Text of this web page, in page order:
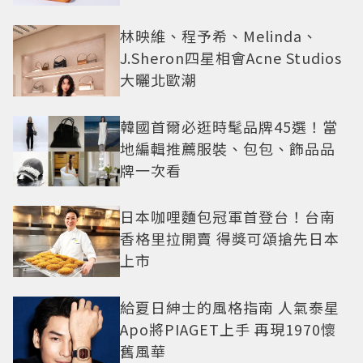
林映維、程予希、Melinda、
J.Sheron四星相會Acne Studios
大曬北歐潮
韓國首爾必逛時髦品牌45選！當
地編輯推薦服裝、包包、飾品品
牌一次看
日本咖哩麵包冠軍首登台！台南
香格里拉開賣 得獎可頌搶先日本
上市
給夏日紳士的風格指南 人氣泰星
Apo將PIAGET上手 再現1970懷
舊風華